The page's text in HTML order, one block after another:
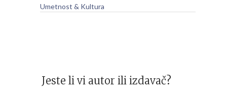
Umetnost & Kultura
Jeste li vi autor ili izdavač?